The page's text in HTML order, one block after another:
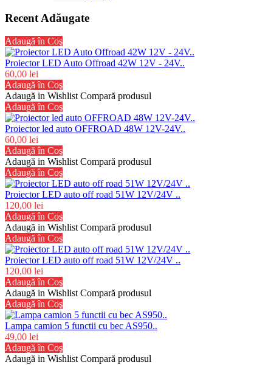
Recent Adăugate
Adaugă în Coş
Proiector LED Auto Offroad 42W 12V - 24V..
60,00 lei
Adaugă în Coş
Adaugă in Wishlist Compară produsul
Adaugă în Coş
Proiector led auto OFFROAD 48W 12V-24V..
60,00 lei
Adaugă în Coş
Adaugă in Wishlist Compară produsul
Adaugă în Coş
Proiector LED auto off road 51W 12V/24V ..
120,00 lei
Adaugă în Coş
Adaugă in Wishlist Compară produsul
Adaugă în Coş
Proiector LED auto off road 51W 12V/24V ..
120,00 lei
Adaugă în Coş
Adaugă in Wishlist Compară produsul
Adaugă în Coş
Lampa camion 5 functii cu bec AS950..
49,00 lei
Adaugă în Coş
Adaugă in Wishlist Compară produsul